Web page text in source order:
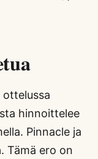
ottelussa
hinnoittelee
Pinnacle ja
Tämä ero on